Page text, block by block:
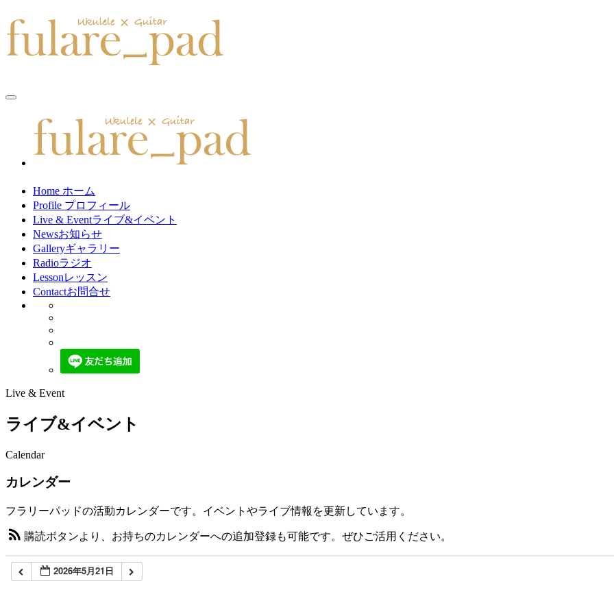
toggle
Home ホーム
Profile プロフィール
Live & Eventライブ&イベント
Newsお知らせ
Galleryギャラリー
Radioラジオ
Lessonレッスン
Contactお問合せ
Live & Event
ライブ&イベント
Calendar
カレンダー
フラリーパッドの活動カレンダーです。イベントやライブ情報を更新しています。
購読ボタンより、お持ちのカレンダーへの追加登録も可能です。ぜひご活用ください。
2026年5月21日